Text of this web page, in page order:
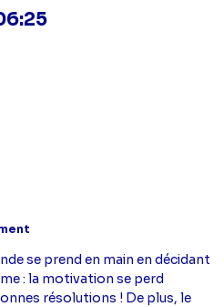
se prend en main en décidant
: la motivation se perd
résolutions ! De plus, le